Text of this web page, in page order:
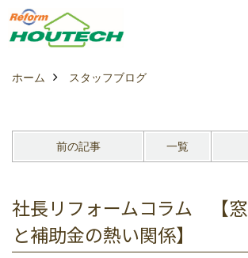
ホーム スタッフブログ
前の記事 一覧
社長リフォームコラム 【窓
と補助金の熱い関係】